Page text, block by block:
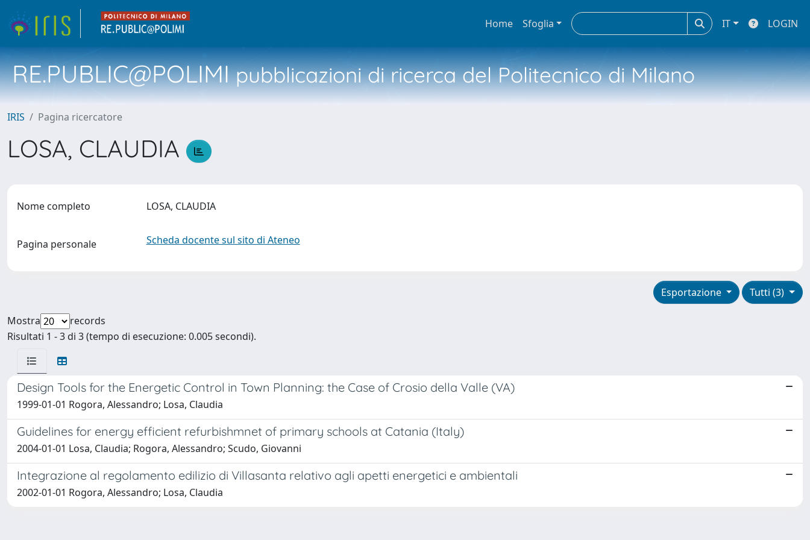
Home Sfoglia IT LOGIN
RE.PUBLIC@POLIMIpubblicazioni di ricerca del Politecnico di Milano
IRIS Pagina ricercatore
LOSA, CLAUDIA
Nome completo LOSA, CLAUDIA
Pagina personale Scheda docente sul sito di Ateneo
Tutti (3)
Esportazione
Mostra
records
Risultati 1 - 3 di 3 (tempo di esecuzione: 0.005 secondi).
Design Tools for the Energetic Control in Town Planning: the Case of Crosio della Valle (VA)
1999-01-01 Rogora, Alessandro; Losa, Claudia
Guidelines for energy efficient refurbishmnet of primary schools at Catania (Italy)
2004-01-01 Losa, Claudia; Rogora, Alessandro; Scudo, Giovanni
Integrazione al regolamento edilizio di Villasanta relativo agli apetti energetici e ambientali
2002-01-01 Rogora, Alessandro; Losa, Claudia